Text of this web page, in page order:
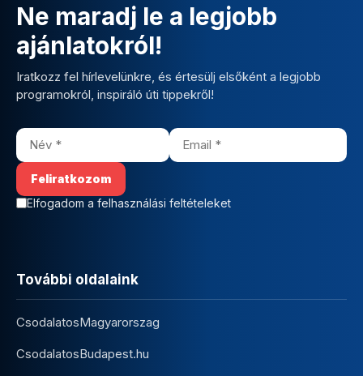
Ne maradj le a legjobb
ajánlatokról!
Iratkozz fel hírlevelünkre, és értesülj elsőként a legjobb
programokról, inspiráló úti tippekről!
Elfogadom a felhasználási feltételeket
További oldalaink
CsodalatosMagyarorszag
CsodalatosBudapest.hu